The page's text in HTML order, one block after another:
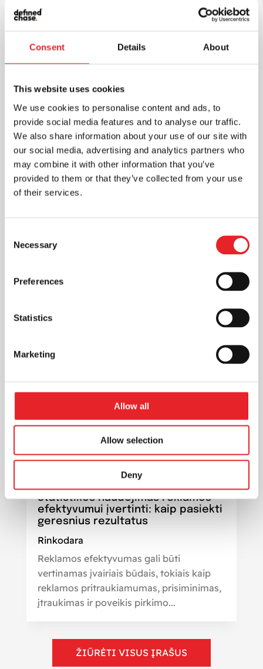
Consent Details About
This website uses cookies
We use cookies to personalise content and ads, to
provide social media features and to analyse our traffic.
We also share information about your use of our site with
our social media, advertising and analytics partners who
may combine it with other information that you’ve
provided to them or that they’ve collected from your use
of their services.
Selection
Necessary
Preferences
Statistics
Marketing
Allow all
Allow selection
Deny
Skaitmeninė rinkodara: efektyvus
ir pigesnis būdas pasiekti
vartotojus ir sukurti ilgalaikius
santykius
veiksmingų būdų pristatyti reklamuojama
Statistikos naudojimas reklamos
efektyvumui įvertinti: kaip pasiekti
geresnius rezultatus
Rinkodara
Reklamos efektyvumas gali būti
vertinamas įvairiais būdais, tokiais kaip
reklamos pritraukiamumas, prisiminimas,
įtraukimas ir poveikis pirkimo...
ŽIŪRĖTI VISUS ĮRAŠUS